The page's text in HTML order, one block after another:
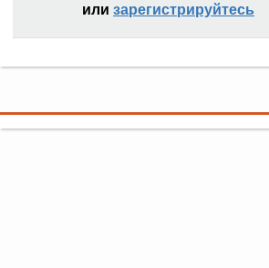
или зарегистрируйтесь